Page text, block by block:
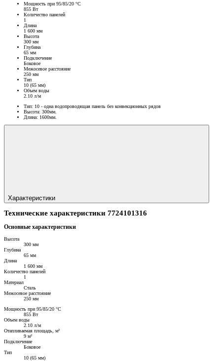
Мощность при 95/85/20 °C
855 Вт
Количество панелей
1
Длина
1 600 мм
Высота
300 мм
Глубина
65 мм
Подключение
Боковое
Межосевое расстояние
250 мм
Тип
10 (65 мм)
Объем воды
2.10 л/м
Тип: 10 - одна водопроводящая панель без конвекционных рядов
Высота: 300мм.
Длина: 1600мм.
Характеристики
Технические характеристики 7724101316
Основные характеристики
Высота
300 мм
Глубина
65 мм
Длина
1 600 мм
Количество панелей
1
Материал
Сталь
Межосевое расстояние
250 мм
Мощность при 95/85/20 °C
855 Вт
Объем воды
2.10 л/м
Отапливаемая площадь, м²
9 м²
Подключение
Боковое
Тип
10 (65 мм)